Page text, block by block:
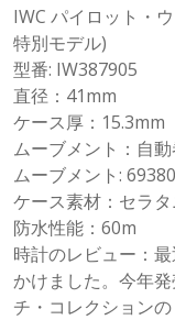
IWC パイロット・
特別モデル)
型番: IW387905
直径：41mm
ケース厚：15.3mm
ムーブメント：自動
ムーブメント: 69380
ケース素材：セラ
防水性能：60m
時計のレビュー：
かけました。今年
チ・コレクション